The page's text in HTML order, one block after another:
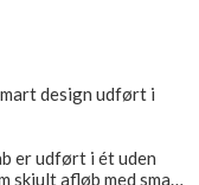
design udført i
er udført i ét uden
skjult afløb med smart